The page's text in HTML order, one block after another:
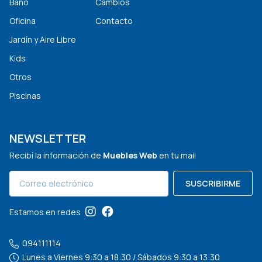
Oficina
Jardín y Aire Libre
Kids
Otros
Piscinas
Contacto
NEWSLETTER
Recibí la información de Muebles Web en tu mail
SUSCRIBIRME
Estamos en redes
094111114
Lunes a Viernes 9:30 a 18:30 / Sábados 9:30 a 13:30